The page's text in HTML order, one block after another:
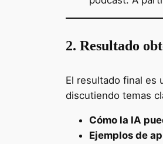
2. Resultado
El resultado final es
discutiendo temas
Cómo la IA
Ejemplos de